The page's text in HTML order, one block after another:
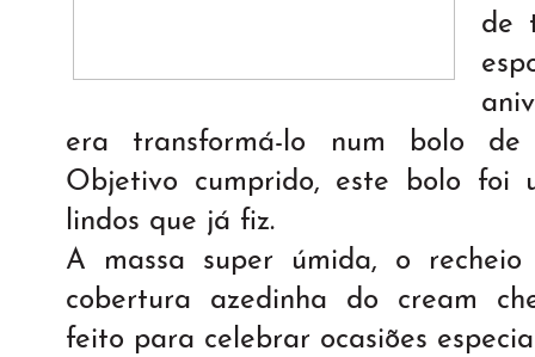
de
era transformá-lo num bolo
Objetivo cumprido, este bolo foi
lindos que já fiz.
A massa super úmida, o
cobertura azedinha do cream
feito para celebrar ocasiões